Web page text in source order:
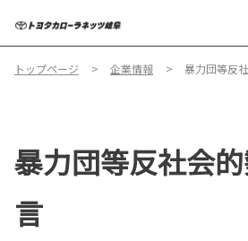
トップページ 企業情報 暴力団等反
暴力団等反社会
言